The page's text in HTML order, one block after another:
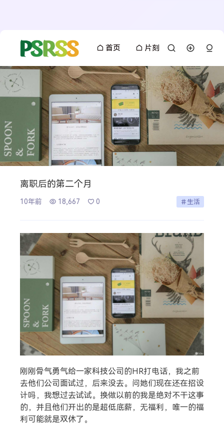
首页 片刻
搜索
热门分类
离职后的第二个月
10年前 18,667 0 生活
刚刚骨气勇气给一家科技公司的HR打电话，我之前
去他们公司面试过，后来没去。问她们现在还在招设
计吗，我想过去试试。换做以前的我是绝对不干这事
的，并且他们开出的是超低底薪，无福利，唯一的福
利可能就是双休了。